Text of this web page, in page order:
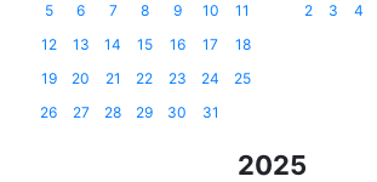
5
6 7 8 9 10
11
12
13 14 15 16 17
18
19
20 21 22 23 24
25
26
27 28 29 30 31
2
3 4
2025